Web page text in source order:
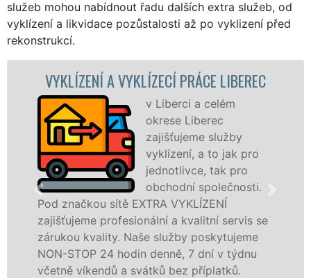
služeb mohou nabídnout řadu dalších extra služeb, od
vyklízení a likvidace pozůstalosti až po vyklizení před
rekonstrukcí.
VYKLÍZECÍ PRÁCE LIBEREC
v Liberci a celém
okrese Liberec
zajišťujeme služby
vyklízení, a to jak pro
jednotlivce, tak pro
obchodní společnosti.
EXTRA VYKLÍZENÍ
a kvalitní servis se
Naše služby poskytujeme
hodin denně, 7 dní v týdnu
a svátků bez příplatků.
VYKLÍZECÍ
jak fyzickým,
zárukou
STOP bez